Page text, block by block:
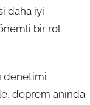
daha iyi
bir rol
denetimi
deprem anında